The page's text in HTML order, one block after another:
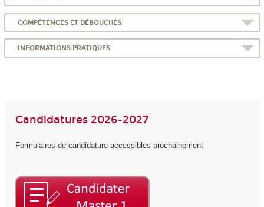
COMPÉTENCES ET DÉBOUCHÉS
INFORMATIONS PRATIQUES
Candidatures 2026-2027
Formulaires de candidature accessibles prochainement